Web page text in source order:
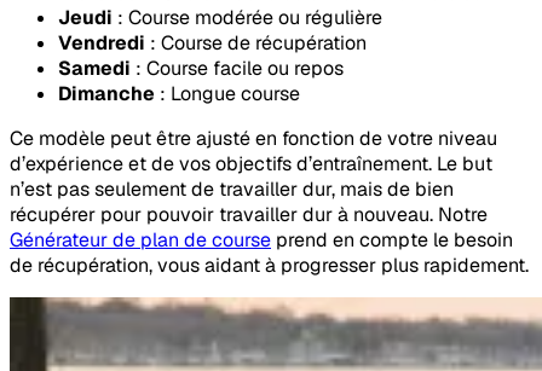
Jeudi : Course modérée ou régulière
Vendredi : Course de récupération
Samedi : Course facile ou repos
Dimanche : Longue course
Ce modèle peut être ajusté en fonction de votre niveau
d’expérience et de vos objectifs d’entraînement. Le but
n’est pas seulement de travailler dur, mais de bien
récupérer pour pouvoir travailler dur à nouveau. Notre
Générateur de plan de course prend en compte le besoin
de récupération, vous aidant à progresser plus rapidement.